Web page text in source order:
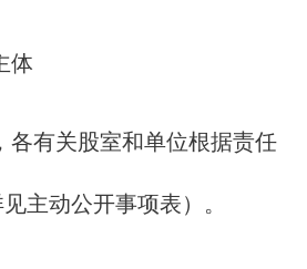
体
各有关股室和单位根据责任
主动公开事项表）。